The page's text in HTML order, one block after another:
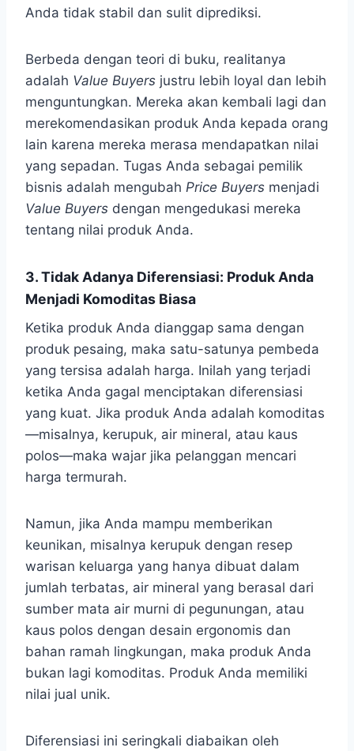
Anda tidak stabil dan sulit diprediksi.
Berbeda dengan teori di buku, realitanya
adalah Value Buyers justru lebih loyal dan lebih
menguntungkan. Mereka akan kembali lagi dan
merekomendasikan produk Anda kepada orang
lain karena mereka merasa mendapatkan nilai
yang sepadan. Tugas Anda sebagai pemilik
bisnis adalah mengubah Price Buyers menjadi
Value Buyers dengan mengedukasi mereka
tentang nilai produk Anda.
3. Tidak Adanya Diferensiasi: Produk Anda
Menjadi Komoditas Biasa
Ketika produk Anda dianggap sama dengan
produk pesaing, maka satu-satunya pembeda
yang tersisa adalah harga. Inilah yang terjadi
ketika Anda gagal menciptakan diferensiasi
yang kuat. Jika produk Anda adalah komoditas
—misalnya, kerupuk, air mineral, atau kaus
polos—maka wajar jika pelanggan mencari
harga termurah.
Namun, jika Anda mampu memberikan
keunikan, misalnya kerupuk dengan resep
warisan keluarga yang hanya dibuat dalam
jumlah terbatas, air mineral yang berasal dari
sumber mata air murni di pegunungan, atau
kaus polos dengan desain ergonomis dan
bahan ramah lingkungan, maka produk Anda
bukan lagi komoditas. Produk Anda memiliki
nilai jual unik.
Diferensiasi ini seringkali diabaikan oleh